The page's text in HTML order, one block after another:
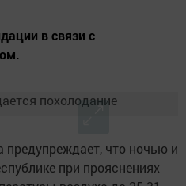
в связи с
предупреждает, что ночью и
при прояснениях